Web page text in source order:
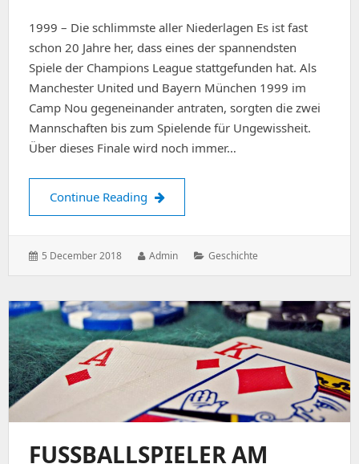
1999 – Die schlimmste aller Niederlagen Es ist fast
schon 20 Jahre her, dass eines der spannendsten
Spiele der Champions League stattgefunden hat. Als
Manchester United und Bayern München 1999 im
Camp Nou gegeneinander antraten, sorgten die zwei
Mannschaften bis zum Spielende für Ungewissheit.
Über dieses Finale wird noch immer…
Continue Reading Ein Alptraum im Camp Nou
Posted
5 December 2018 Author:
Admin Categories:
Geschichte
FUSSBALLSPIELER AM Z